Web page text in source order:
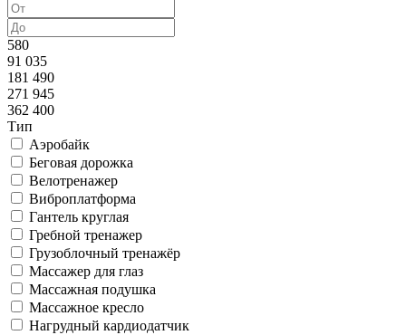
580
91 035
181 490
271 945
362 400
Тип
Аэробайк
Беговая дорожка
Велотренажер
Виброплатформа
Гантель круглая
Гребной тренажер
Грузоблочный тренажёр
Массажер для глаз
Массажная подушка
Массажное кресло
Нагрудный кардиодатчик